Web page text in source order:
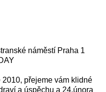
náměstí Praha 1
přejeme vám klidné
a úspěchu a 24.února